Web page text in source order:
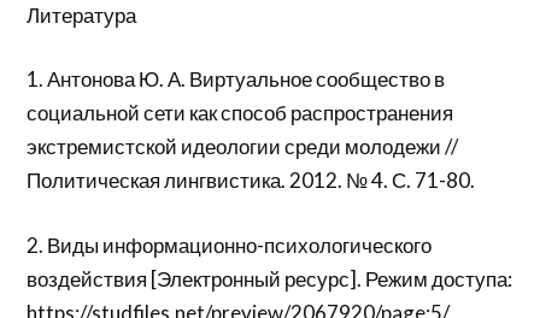
Литература
1. Антонова Ю. А. Виртуальное сообщество в
социальной сети как способ распространения
экстремистской идеологии среди молодежи //
Политическая лингвистика. 2012. № 4. С. 71-80.
2. Виды информационно-психологического
воздействия [Электронный ресурс]. Режим доступа:
https://studfiles.net/preview/2067920/page:5/